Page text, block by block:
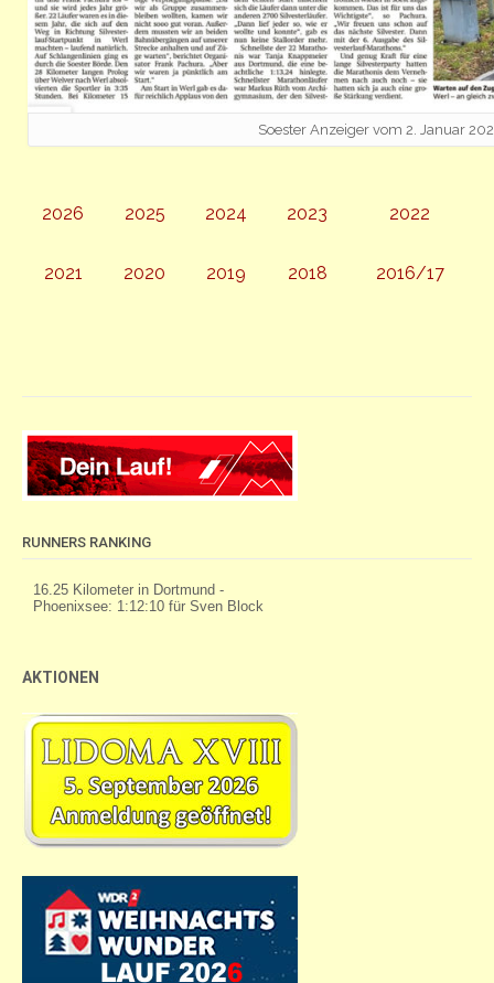
Soester Anzeiger vom 2. Januar
2026 2025 2024 2023 2022
2021 2020 2019 2018 2016/17
RUNNERS RANKING
AKTIONEN